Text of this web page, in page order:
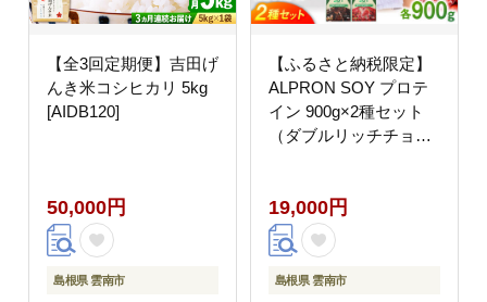
【全3回定期便】吉田げ
んき米コシヒカリ 5kg
[AIDB120]
50,000円
島根県 雲南市
【ふるさと納税限定】
ALPRON SOY プロテ
イン 900g×2種セット
（ダブルリッチチョコ
健康 セット 島根県雲南
市/株式会社アルプロン
[AIAL118]
19,000円
島根県 雲南市